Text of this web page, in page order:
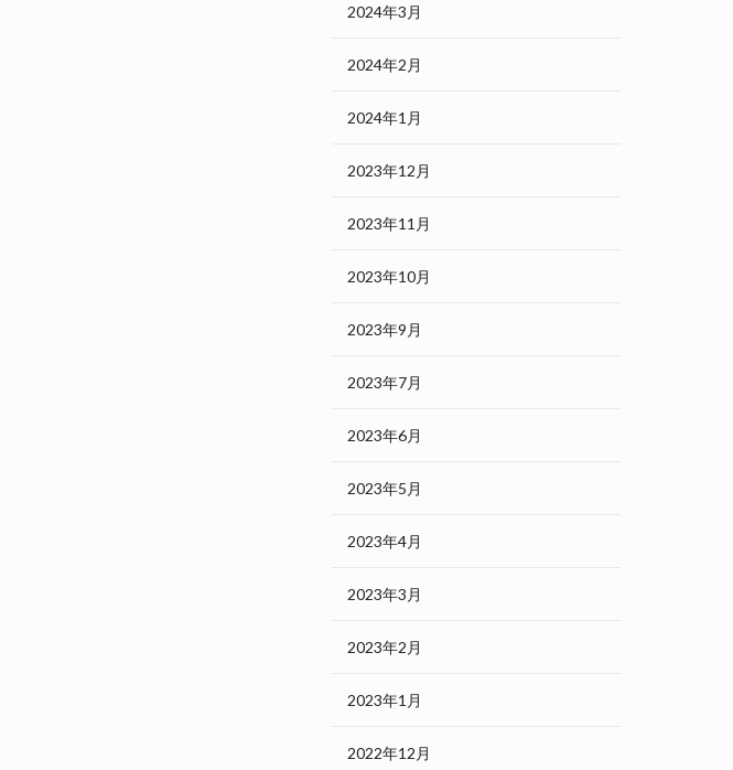
2024年3月
2024年2月
2024年1月
2023年12月
2023年11月
2023年10月
2023年9月
2023年7月
2023年6月
2023年5月
2023年4月
2023年3月
2023年2月
2023年1月
2022年12月